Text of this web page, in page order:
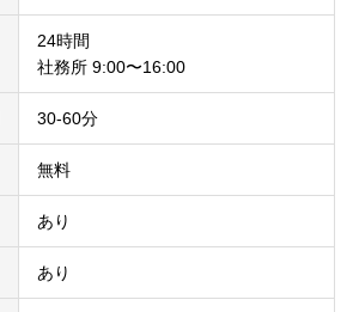
24時間
社務所 9:00〜16:00
30-60分
無料
あり
あり